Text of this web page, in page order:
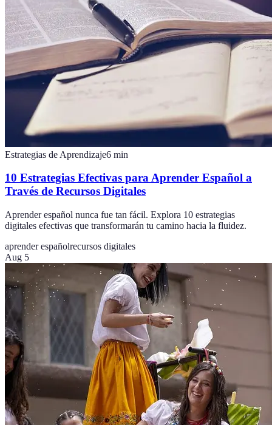
Estrategias de Aprendizaje6 min
10 Estrategias Efectivas para Aprender Español a
Través de Recursos Digitales
Aprender español nunca fue tan fácil. Explora 10 estrategias
digitales efectivas que transformarán tu camino hacia la fluidez.
aprender españolrecursos digitales
Aug 5